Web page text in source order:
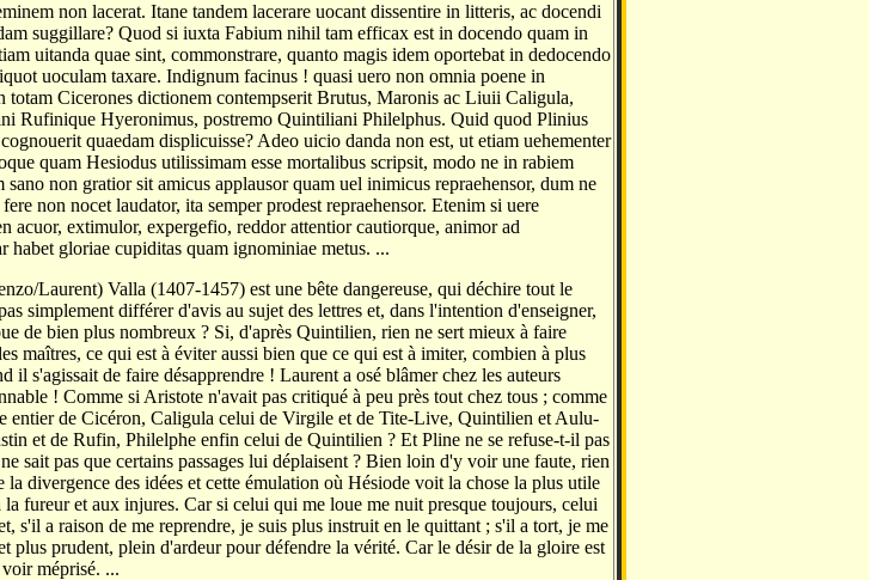
non lacerat. Itane tandem lacerare uocant dissentire in litteris, ac docendi
suggillare? Quod si iuxta Fabium nihil tam efficax est in docendo quam in
uitanda quae sint, commonstrare, quanto magis idem oportebat in dedocendo
uoculam taxare. Indignum facinus ! quasi uero non omnia poene in
totam Cicerones dictionem contempserit Brutus, Maronis ac Liuii Caligula,
Rufinique Hyeronimus, postremo Quintiliani Philelphus. Quid quod Plinius
quaedam displicuisse? Adeo uicio danda non est, ut etiam uehementer
quam Hesiodus utilissimam esse mortalibus scripsit, modo ne in rabiem
non gratior sit amicus applausor quam uel inimicus repraehensor, dum ne
non nocet laudator, ita semper prodest repraehensor. Etenim si uere
acuor, extimulor, expergefio, reddor attentior cautiorque, animor ad
habet gloriae cupiditas quam ignominiae metus. ...
Laurent) Valla (1407-1457) est une bête dangereuse, qui déchire tout le
simplement différer d'avis au sujet des lettres et, dans l'intention d'enseigner,
de bien plus nombreux ? Si, d'après Quintilien, rien ne sert mieux à faire
maîtres, ce qui est à éviter aussi bien que ce qui est à imiter, combien à plus
il s'agissait de faire désapprendre ! Laurent a osé blâmer chez les auteurs
! Comme si Aristote n'avait pas critiqué à peu près tout chez tous ; comme
entier de Cicéron, Caligula celui de Virgile et de Tite-Live, Quintilien et Aulu-
et de Rufin, Philelphe enfin celui de Quintilien ? Et Pline ne se refuse-t-il pas
sait pas que certains passages lui déplaisent ? Bien loin d'y voir une faute, rien
la divergence des idées et cette émulation où Hésiode voit la chose la plus utile
fureur et aux injures. Car si celui qui me loue me nuit presque toujours, celui
s'il a raison de me reprendre, je suis plus instruit en le quittant ; s'il a tort, je me
plus prudent, plein d'ardeur pour défendre la vérité. Car le désir de la gloire est
méprisé. ...